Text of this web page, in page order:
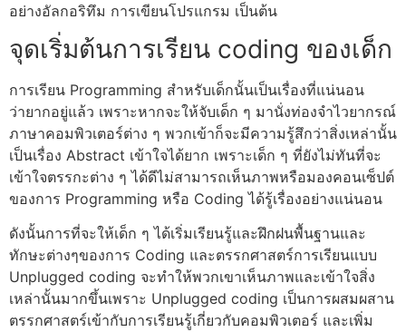
อย่างอัลกอริทึม การเขียนโปรแกรม เป็นต้น
จุดเริ่มต้นการเรียน coding ของเด็ก
การเรียน Programming สำหรับเด็กนั้นเป็นเรื่องที่แน่นอน
ว่ายากอยู่แล้ว เพราะหากจะให้จับเด็ก ๆ มานั่งท่องจำไวยากรณ์
ภาษาคอมพิวเตอร์ต่าง ๆ พวกเข้าก็จะมีความรู้สึกว่าสิ่งเหล่านั้น
เป็นเรื่อง Abstract เข้าใจได้ยาก เพราะเด็ก ๆ ที่ยังไม่ทันที่จะ
เข้าใจตรรกะต่าง ๆ ได้ดีไม่สามารถเห็นภาพหรือมองคอนเซ็ปต์
ของการ Programming หรือ Coding ได้รู้เรื่องอย่างแน่นอน
ดังนั้นการที่จะให้เด็ก ๆ ได้เริ่มเรียนรู้และฝึกฝนพื้นฐานและ
ทักษะต่างๆของการ Coding และตรรกศาสตร์การเรียนแบบ
Unplugged coding จะทำให้พวกเขาเห็นภาพและเข้าใจสิ่ง
เหล่านั้นมากขึ้นเพราะ Unplugged coding เป็นการผสมผสาน
ตรรกศาสตร์เข้ากับการเรียนรู้เกี่ยวกับคอมพิวเตอร์ และเพิ่ม